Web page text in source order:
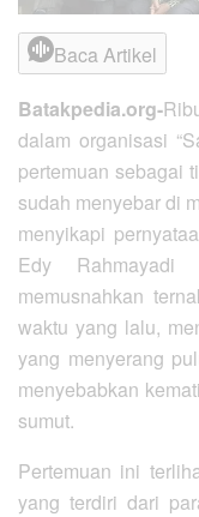
Baca Artikel
Batakpedia.org-
dalam organisasi
pertemuan sebagai
sudah menyebar di
menyikapi
Edy Rahmayadi
memusnahkan
waktu yang lalu,
yang menyerang
menyebabkan
sumut.
Pertemuan ini
yang terdiri dari